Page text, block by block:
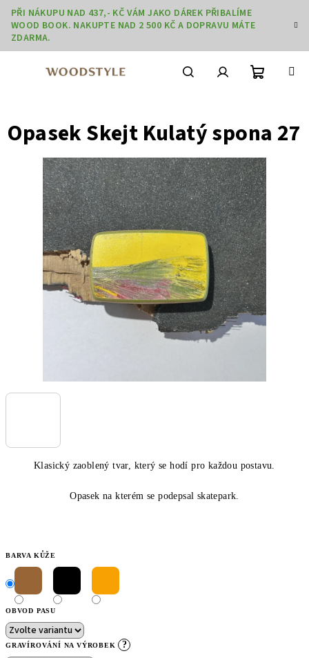
Přejít
obsah
PŘI NÁKUPU NAD 437,- KČ VÁM JAKO DÁREK PŘIBALÍME
WOOD BOOK. NAKUPTE NAD 2 500 KČ A DOPRAVU MÁTE
ZDARMA.
košík
Klasický zaoblený tvar, který se hodí pro každou postavu.
Opasek na kterém se podepsal skatepark.
BARVA KŮŽE
OBVOD PASU
GRAVÍROVÁNÍ NA VÝROBEK ?
Opasek Skejt Kulatý spona 27